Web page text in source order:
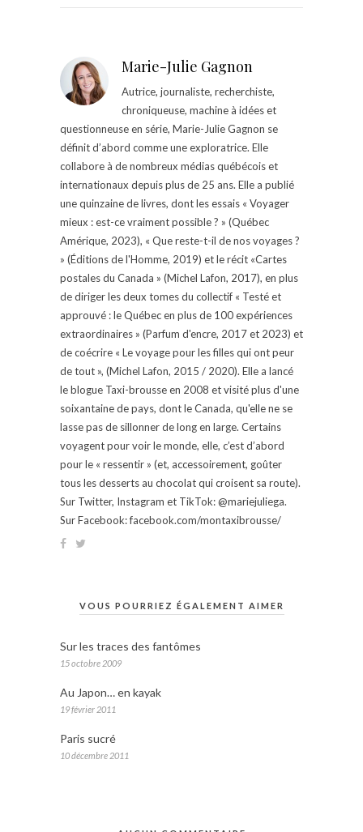
Marie-Julie Gagnon
Autrice, journaliste, recherchiste,
chroniqueuse, machine à idées et
questionneuse en série, Marie-Julie Gagnon se
définit d’abord comme une exploratrice. Elle
collabore à de nombreux médias québécois et
internationaux depuis plus de 25 ans. Elle a publié
une quinzaine de livres, dont les essais « Voyager
mieux : est-ce vraiment possible ? » (Québec
Amérique, 2023), « Que reste-t-il de nos voyages ?
» (Éditions de l'Homme, 2019) et le récit «Cartes
postales du Canada » (Michel Lafon, 2017), en plus
de diriger les deux tomes du collectif « Testé et
approuvé : le Québec en plus de 100 expériences
extraordinaires » (Parfum d'encre, 2017 et 2023) et
de coécrire « Le voyage pour les filles qui ont peur
de tout », (Michel Lafon, 2015 / 2020). Elle a lancé
le blogue Taxi-brousse en 2008 et visité plus d'une
soixantaine de pays, dont le Canada, qu'elle ne se
lasse pas de sillonner de long en large. Certains
voyagent pour voir le monde, elle, c’est d’abord
pour le « ressentir » (et, accessoirement, goûter
tous les desserts au chocolat qui croisent sa route).
Sur Twitter, Instagram et TikTok: @mariejuliega.
Sur Facebook: facebook.com/montaxibrousse/
VOUS POURRIEZ ÉGALEMENT AIMER
Sur les traces des fantômes
15 octobre 2009
Au Japon… en kayak
19 février 2011
Paris sucré
10 décembre 2011